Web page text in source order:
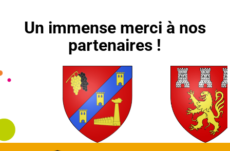
Un immense merci à nos
partenaires !